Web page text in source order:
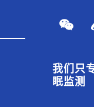
我们只
眠监测